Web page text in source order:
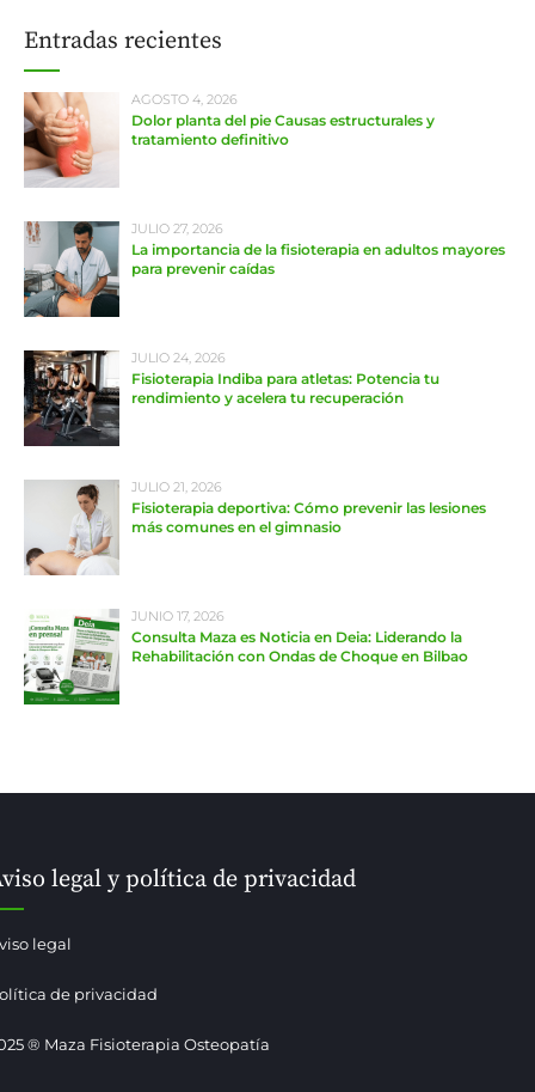
Entradas recientes
AGOSTO 4, 2026
Dolor planta del pie Causas estructurales y
tratamiento definitivo
JULIO 27, 2026
La importancia de la fisioterapia en adultos mayores
para prevenir caídas
JULIO 24, 2026
Fisioterapia Indiba para atletas: Potencia tu
rendimiento y acelera tu recuperación
JULIO 21, 2026
Fisioterapia deportiva: Cómo prevenir las lesiones
más comunes en el gimnasio
JUNIO 17, 2026
Consulta Maza es Noticia en Deia: Liderando la
Rehabilitación con Ondas de Choque en Bilbao
legal y política de privacidad
legal
de privacidad
® Maza Fisioterapia Osteopatía